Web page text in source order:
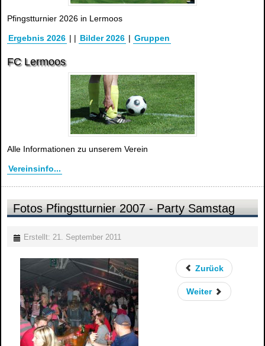
Pfingstturnier 2026 in Lermoos
Ergebnis 2026 | | Bilder 2026 | Gruppen
FC Lermoos
Alle Informationen zu unserem Verein
Vereinsinfo...
Fotos Pfingstturnier 2007 - Party Samstag
Erstellt: 21. September 2011
Zurück
Weiter